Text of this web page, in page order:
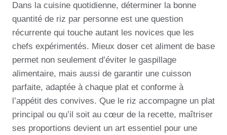
Dans la cuisine quotidienne, déterminer la bonne
quantité de riz par personne est une question
récurrente qui touche autant les novices que les
chefs expérimentés. Mieux doser cet aliment de base
permet non seulement d’éviter le gaspillage
alimentaire, mais aussi de garantir une cuisson
parfaite, adaptée à chaque plat et conforme à
l’appétit des convives. Que le riz accompagne un plat
principal ou qu’il soit au cœur de la recette, maîtriser
ses proportions devient un art essentiel pour une